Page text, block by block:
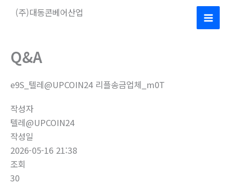
(주)대동콘베어산업
Main
Q&A
e9S_텔레@UPCOIN24 리플송금업체_m0T
작성자
텔레@UPCOIN24
작성일
2026-05-16 21:38
조회
30